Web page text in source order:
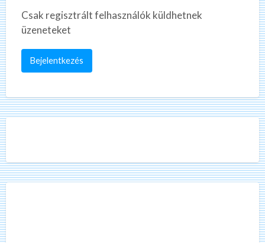
Csak regisztrált felhasználók küldhetnek
üzeneteket
Bejelentkezés